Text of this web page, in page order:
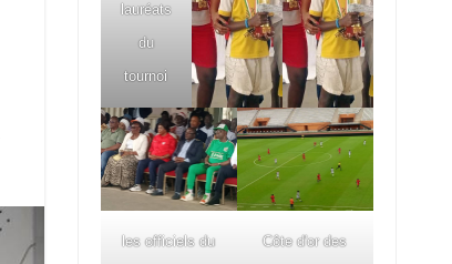
lauréats
du
tournoi
les officiels du
Côte d'or des